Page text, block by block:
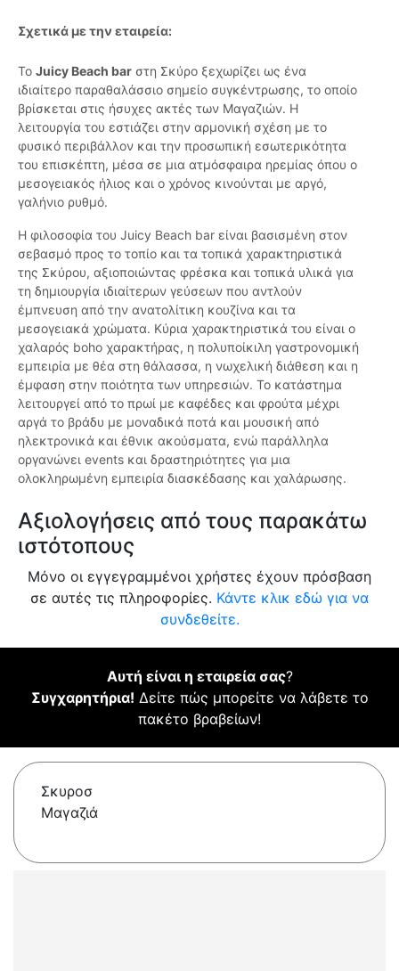
Σχετικά με την εταιρεία:
Το Juicy Beach bar στη Σκύρο ξεχωρίζει ως ένα
ιδιαίτερο παραθαλάσσιο σημείο συγκέντρωσης, το οποίο
βρίσκεται στις ήσυχες ακτές των Μαγαζιών. Η
λειτουργία του εστιάζει στην αρμονική σχέση με το
φυσικό περιβάλλον και την προσωπική εσωτερικότητα
του επισκέπτη, μέσα σε μια ατμόσφαιρα ηρεμίας όπου ο
μεσογειακός ήλιος και ο χρόνος κινούνται με αργό,
γαλήνιο ρυθμό.
Η φιλοσοφία του Juicy Beach bar είναι βασισμένη στον
σεβασμό προς το τοπίο και τα τοπικά χαρακτηριστικά
της Σκύρου, αξιοποιώντας φρέσκα και τοπικά υλικά για
τη δημιουργία ιδιαίτερων γεύσεων που αντλούν
έμπνευση από την ανατολίτικη κουζίνα και τα
μεσογειακά χρώματα. Κύρια χαρακτηριστικά του είναι ο
χαλαρός boho χαρακτήρας, η πολυποίκιλη γαστρονομική
εμπειρία με θέα στη θάλασσα, η νωχελική διάθεση και η
έμφαση στην ποιότητα των υπηρεσιών. Το κατάστημα
λειτουργεί από το πρωί με καφέδες και φρούτα μέχρι
αργά το βράδυ με μοναδικά ποτά και μουσική από
ηλεκτρονικά και έθνικ ακούσματα, ενώ παράλληλα
οργανώνει events και δραστηριότητες για μια
ολοκληρωμένη εμπειρία διασκέδασης και χαλάρωσης.
Αξιολογήσεις από τους παρακάτω
ιστότοπους
Μόνο οι εγγεγραμμένοι χρήστες έχουν πρόσβαση
σε αυτές τις πληροφορίες. Κάντε κλικ εδώ για να
συνδεθείτε.
Αυτή είναι η εταιρεία σας?
Συγχαρητήρια! Δείτε πώς μπορείτε να λάβετε το
πακέτο βραβείων!
Σκυροσ
Μαγαζιά